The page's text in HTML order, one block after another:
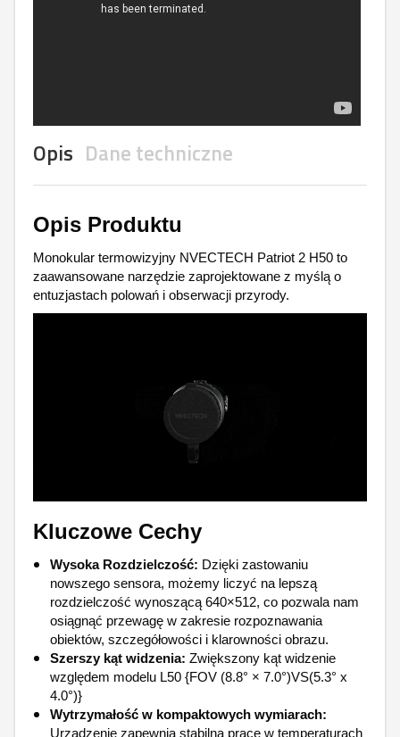
Opis Dane techniczne
Opis Produktu
Monokular termowizyjny NVECTECH Patriot 2 H50 to
zaawansowane narzędzie zaprojektowane z myślą o
entuzjastach polowań i obserwacji przyrody.
Kluczowe Cechy
Wysoka Rozdzielczość: Dzięki zastowaniu
nowszego sensora, możemy liczyć na lepszą
rozdzielczość wynoszącą 640×512, co pozwala nam
osiągnąć przewagę w zakresie rozpoznawania
obiektów, szczegółowości i klarowności obrazu.
Szerszy kąt widzenia: Zwiększony kąt widzenie
względem modelu L50 {FOV (8.8° × 7.0°)VS(5.3° x
4.0°)}
Wytrzymałość w kompaktowych wymiarach:
Urządzenie zapewnia stabilną pracę w temperaturach